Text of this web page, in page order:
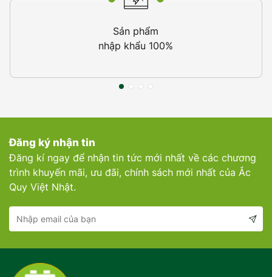
Sản phẩm
nhập khẩu 100%
Đăng ký nhận tin
Đăng kí ngay để nhận tin tức mới nhất về các chương
trình khuyến mãi, ưu đãi, chính sách mới nhất của Ắc
Quy Việt Nhật.